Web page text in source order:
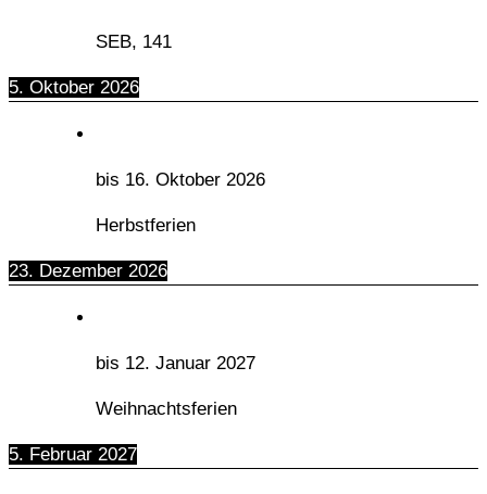
SEB, 141
5. Oktober 2026
bis 16. Oktober 2026
Herbstferien
23. Dezember 2026
bis 12. Januar 2027
Weihnachtsferien
5. Februar 2027